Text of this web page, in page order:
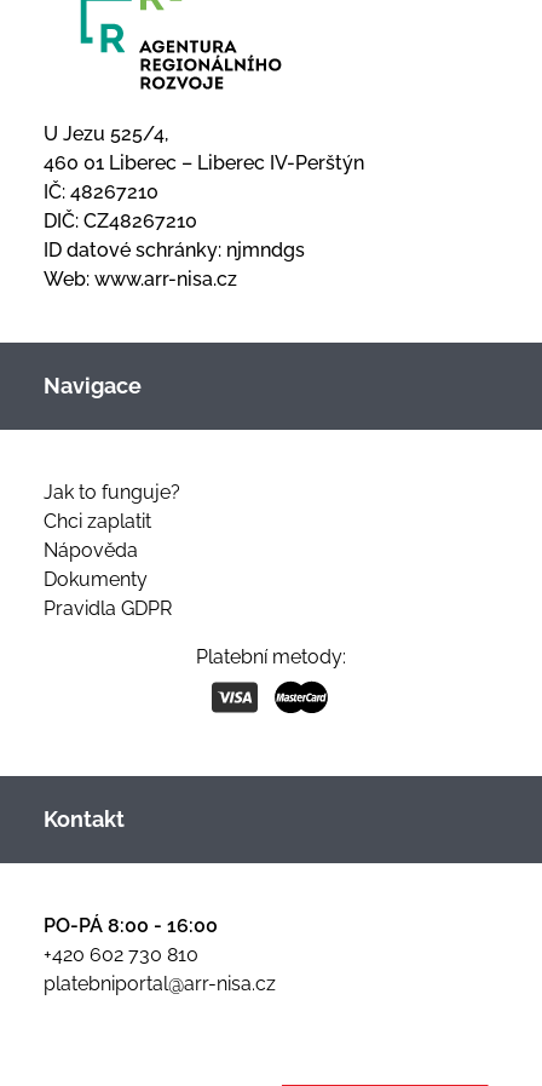
U Jezu 525/4,
460 01 Liberec – Liberec IV-Perštýn
IČ: 48267210
DIČ: CZ48267210
ID datové schránky: njmndgs
Web: www.arr-nisa.cz
Navigace
Jak to funguje?
Chci zaplatit
Nápověda
Dokumenty
Pravidla GDPR
Platební metody:
Kontakt
PO-PÁ 8:00 - 16:00
+420 602 730 810
platebniportal@arr-nisa.cz